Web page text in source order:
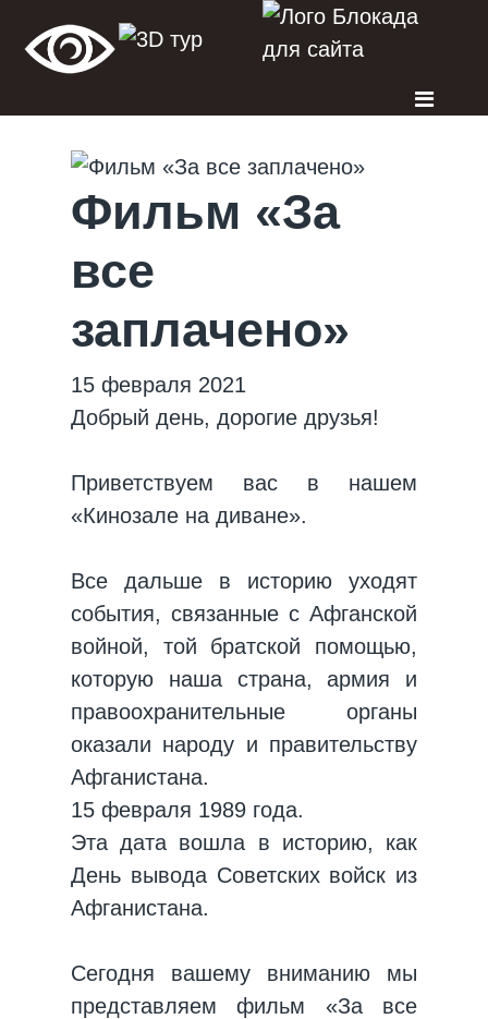
Фильм «За
все
заплачено»
15 февраля 2021
Добрый день, дорогие друзья!
Приветствуем вас в нашем
«Кинозале на диване».
Все дальше в историю уходят
события, связанные с Афганской
войной, той братской помощью,
которую наша страна, армия и
правоохранительные органы
оказали народу и правительству
Афганистана.
15 февраля 1989 года.
Эта дата вошла в историю, как
День вывода Советских войск из
Афганистана.
Сегодня вашему вниманию мы
представляем фильм «За все